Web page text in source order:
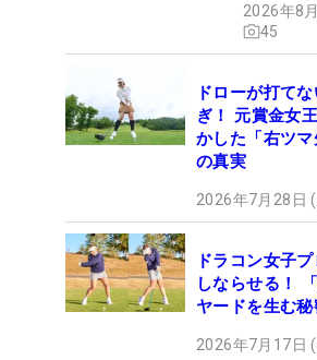
2026年8
45
ドローが打て
ぎ！ 元賞金女
かした「右ツマ
の真実
2026年7月28日
ドラコン女子
しならせる！
ヤードを生む秘
2026年7月17日